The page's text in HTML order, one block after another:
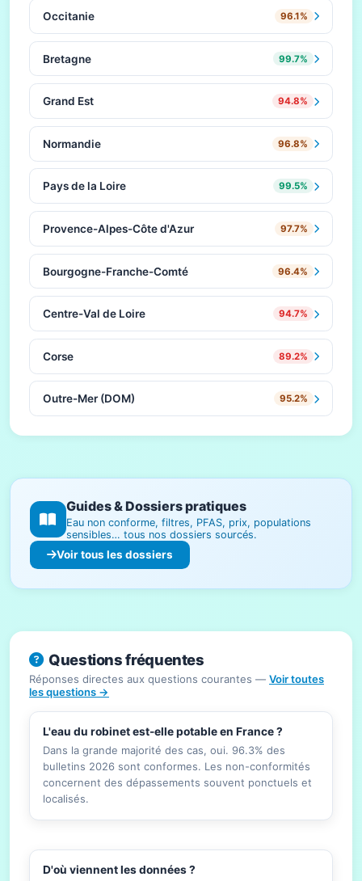
Occitanie 96.1%
Bretagne 99.7%
Grand Est 94.8%
Normandie 96.8%
Pays de la Loire 99.5%
Provence-Alpes-Côte d'Azur 97.7%
Bourgogne-Franche-Comté 96.4%
Centre-Val de Loire 94.7%
Corse 89.2%
Outre-Mer (DOM) 95.2%
Guides & Dossiers pratiques
Eau non conforme, filtres, PFAS, prix, populations
sensibles… tous nos dossiers sourcés.
Voir tous les dossiers
Questions fréquentes
Réponses directes aux questions courantes — Voir toutes
les questions →
L'eau du robinet est-elle potable en France ?
Dans la grande majorité des cas, oui. 96.3% des
bulletins 2026 sont conformes. Les non-conformités
concernent des dépassements souvent ponctuels et
localisés.
D'où viennent les données ?